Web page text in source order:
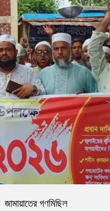
গণমিছিল